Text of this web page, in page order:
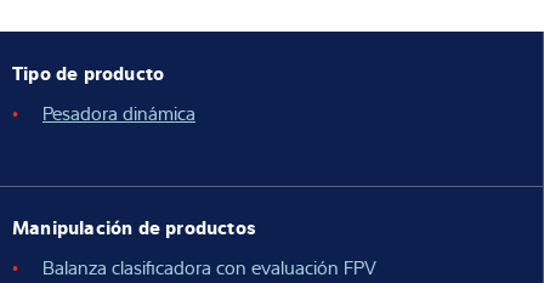
Tipo de producto
Pesadora dinámica
Manipulación de productos
Balanza clasificadora con evaluación FPV